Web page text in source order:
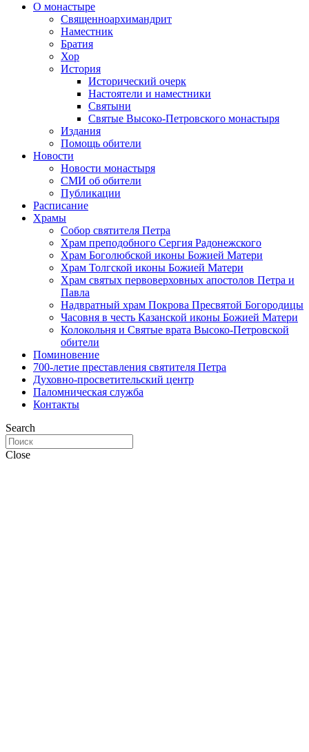
О монастыре
Священноархимандрит
Наместник
Братия
Хор
История
Исторический очерк
Настоятели и наместники
Святыни
Святые Высоко-Петровского монастыря
Издания
Помощь обители
Новости
Новости монастыря
СМИ об обители
Публикации
Расписание
Храмы
Собор святителя Петра
Храм преподобного Сергия Радонежского
Храм Боголюбской иконы Божией Матери
Храм Толгской иконы Божией Матери
Храм святых первоверховных апостолов Петра и
Павла
Надвратный храм Покрова Пресвятой Богородицы
Часовня в честь Казанской иконы Божией Матери
Колокольня и Святые врата Высоко-Петровской
обители
Поминовение
700-летие преставления святителя Петра
Духовно-просветительский центр
Паломническая служба
Контакты
Search
Close